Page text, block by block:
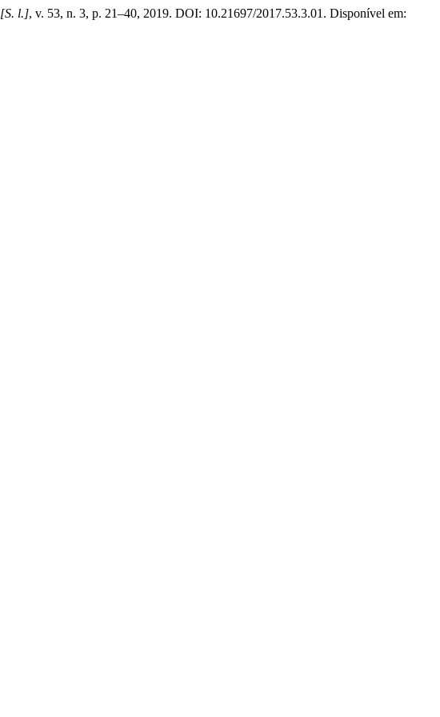
[S. l.], v. 53, n. 3, p. 21–40, 2019. DOI: 10.21697/2017.53.3.01. Disponível em: